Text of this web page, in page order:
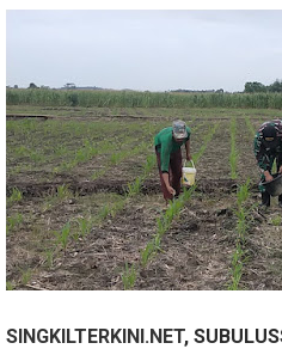
SINGKILTERKINI.NET,